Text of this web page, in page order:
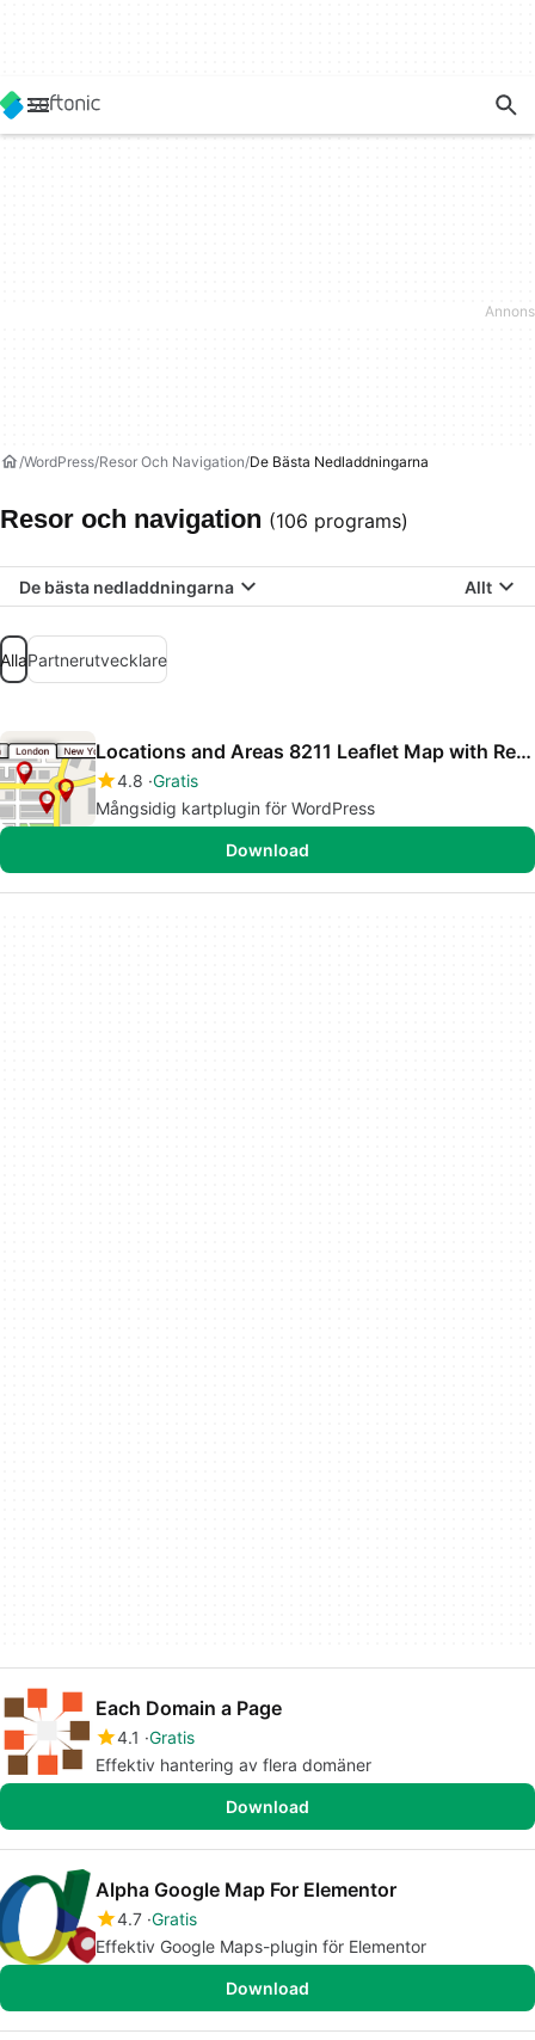
WordPress Resor Och Navigation De Bästa Nedladdningarna
Resor och navigation (106 programs)
De bästa nedladdningarna Allt
AllaPartnerutvecklare
Locations and Areas 8211 Leaflet Map with Region Tabs
4.8 Gratis
Mångsidig kartplugin för WordPress
Download
Each Domain a Page
4.1 Gratis
Effektiv hantering av flera domäner
Download
Alpha Google Map For Elementor
4.7 Gratis
Effektiv Google Maps-plugin för Elementor
Download